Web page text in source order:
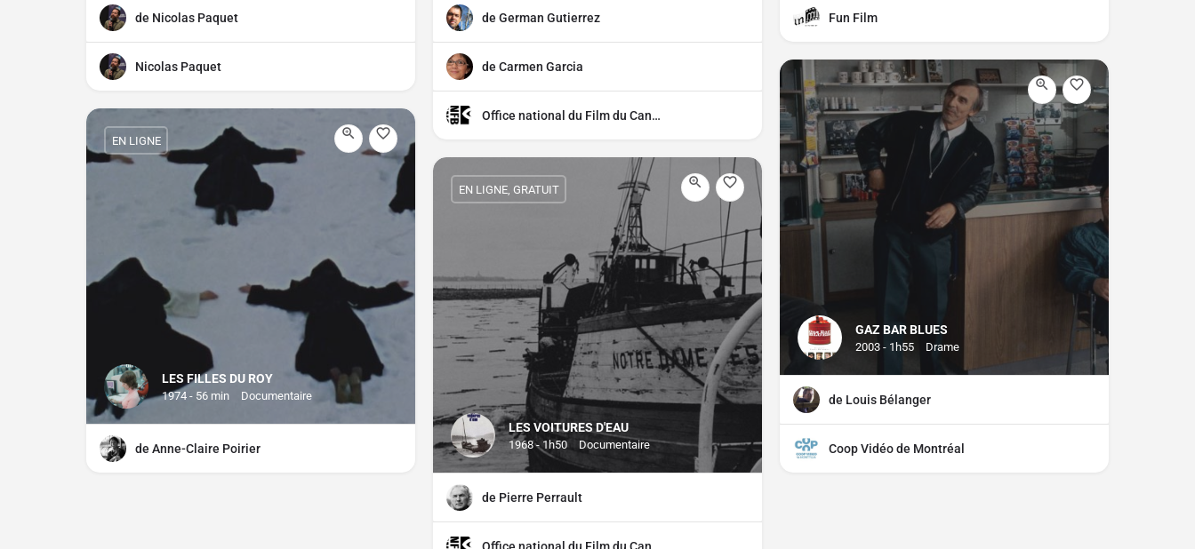
Fun Film
de Nicolas Paquet
Nicolas Paquet
de German Gutierrez
de Carmen Garcia
Office national du Film du Canada (ONF)
GAZ BAR BLUES
2003 - 1h55 Drame
de Louis Bélanger
Coop Vidéo de Montréal
LES FILLES DU ROY
1974 - 56 min Documentaire
EN LIGNE
de Anne-Claire Poirier
LES VOITURES D'EAU
1968 - 1h50 Documentaire
EN LIGNE, GRATUIT
de Pierre Perrault